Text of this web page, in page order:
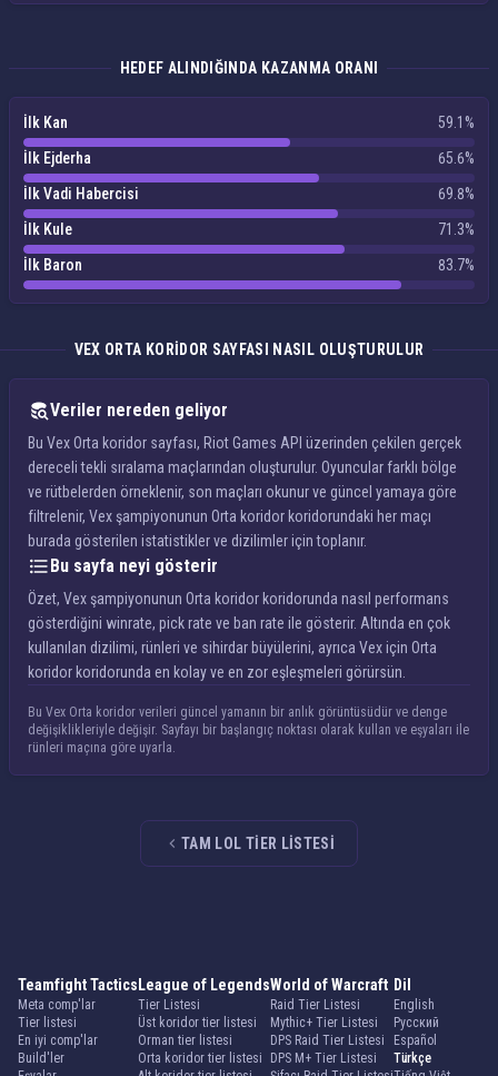
HEDEF ALINDIĞINDA KAZANMA ORANI
İlk Kan
59.1%
İlk Ejderha
65.6%
İlk Vadi Habercisi
69.8%
İlk Kule
71.3%
İlk Baron
83.7%
VEX ORTA KORIDOR SAYFASI NASIL OLUŞTURULUR
Veriler nereden geliyor
Bu Vex Orta koridor sayfası, Riot Games API üzerinden çekilen gerçek
dereceli tekli sıralama maçlarından oluşturulur. Oyuncular farklı bölge
ve rütbelerden örneklenir, son maçları okunur ve güncel yamaya göre
filtrelenir, Vex şampiyonunun Orta koridor koridorundaki her maçı
burada gösterilen istatistikler ve dizilimler için toplanır.
Bu sayfa neyi gösterir
Özet, Vex şampiyonunun Orta koridor koridorunda nasıl performans
gösterdiğini winrate, pick rate ve ban rate ile gösterir. Altında en çok
kullanılan dizilimi, rünleri ve sihirdar büyülerini, ayrıca Vex için Orta
koridor koridorunda en kolay ve en zor eşleşmeleri görürsün.
Bu Vex Orta koridor verileri güncel yamanın bir anlık görüntüsüdür ve denge
değişiklikleriyle değişir. Sayfayı bir başlangıç noktası olarak kullan ve eşyaları ile
rünleri maçına göre uyarla.
TAM LOL TIER LISTESI
Teamfight Tactics
Meta comp'lar
Tier listesi
En iyi comp'lar
Build'ler
League of Legends
Tier Listesi
Üst koridor tier listesi
Orman tier listesi
Orta koridor tier listesi
World of Warcraft
Raid Tier Listesi
Mythic+ Tier Listesi
DPS Raid Tier Listesi
DPS M+ Tier Listesi
Dil
English
Русский
Español
Türkçe